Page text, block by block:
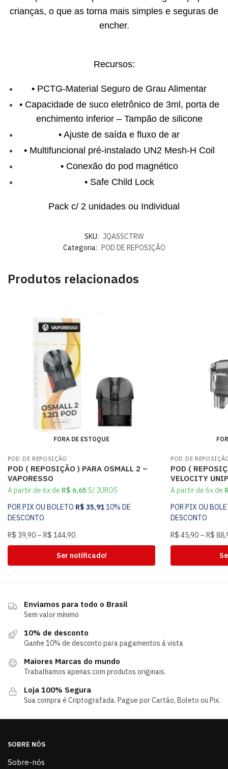
crianças, o que as torna mais simples e seguras de
encher.
Recursos:
• PCTG-Material Seguro de Grau Alimentar
• Capacidade de suco eletrônico de 3ml, porta de
enchimento inferior – Tampão de silicone
• Ajuste de saída e fluxo de ar
• Multifuncional pré-instalado UN2 Mesh-H Coil
• Conexão do pod magnético
• Safe Child Lock
Pack c/ 2 unidades ou Individual
SKU: JQASSCTRW
Categoria:
POD DE REPOSIÇÃO
Produtos relacionados
FORA DE ESTOQUE
POD DE REPOSIÇÃO
POD ( REPOSIÇÃO ) PARA OSMALL 2 –
VAPORESSO
A partir de 6x de R$ 6,65 S/ JUROS
POR PIX OU BOLETO R$ 35,9110% DE
DESCONTO
R$ 39,90 – R$ 144,90
Ser notificado!
POD DE
POD (
VELOCITY
A partir de 6x de
POR PIX OU
DESCONTO
R$ 45,90 – R$
Enviamos para todo o Brasil
Sem valor mínimo
10% de desconto
Ganhe 10% de desconto para pagamentos á vista
Maiores Marcas do mundo
Trabalhamos apenas com produtos originais.
Loja 100% Segura
Sua compra é Criptografada. Pague por Cartão, Boleto ou Pix.
SOBRE NÓS
Sobre-nós